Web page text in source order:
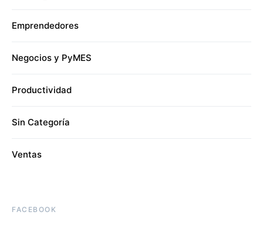
Emprendedores
Negocios y PyMES
Productividad
Sin Categoría
Ventas
FACEBOOK